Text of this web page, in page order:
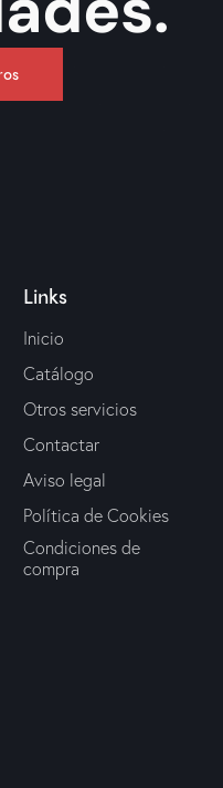
Links
Inicio
Catálogo
Otros servicios
Contactar
Aviso legal
Política de Cookies
Condiciones de
compra